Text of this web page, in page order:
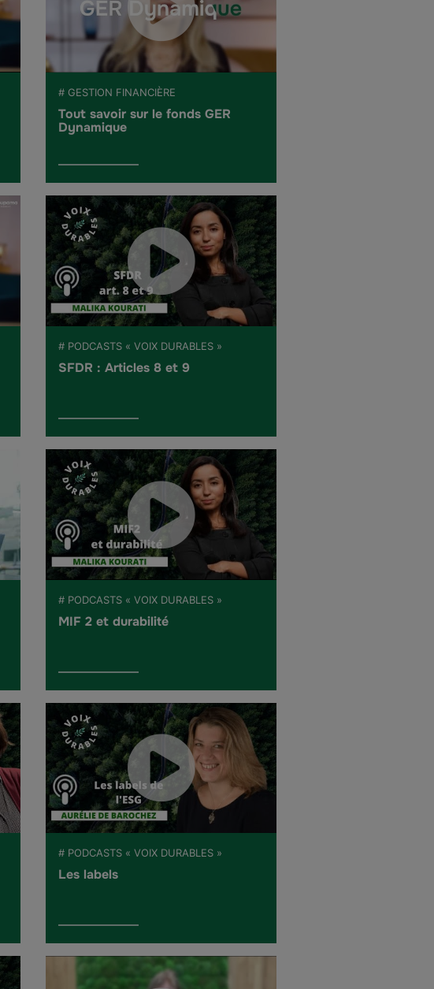
# GESTION FINANCIÈRE
Tout savoir sur le fonds GER
Dynamique
# PODCASTS « VOIX DURABLES »
SFDR : Articles 8 et 9
# PODCASTS « VOIX DURABLES »
MIF 2 et durabilité
# PODCASTS « VOIX DURABLES »
Les labels